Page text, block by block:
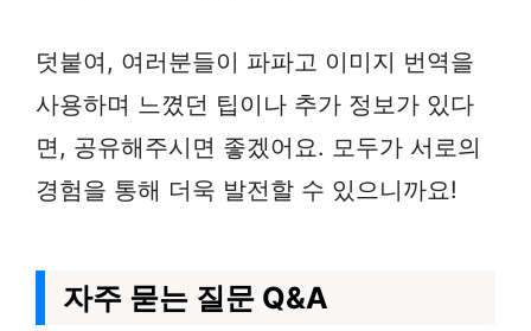
덧붙여, 여러분들이 파파고 이미지 번역을
사용하며 느꼈던 팁이나 추가 정보가 있다
면, 공유해주시면 좋겠어요. 모두가 서로의
경험을 통해 더욱 발전할 수 있으니까요!
자주 묻는 질문 Q&A